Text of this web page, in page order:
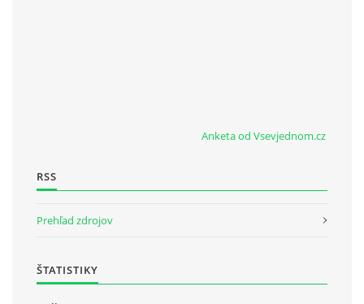
Anketa od Vsevjednom.cz
RSS
Prehľad zdrojov
ŠTATISTIKY